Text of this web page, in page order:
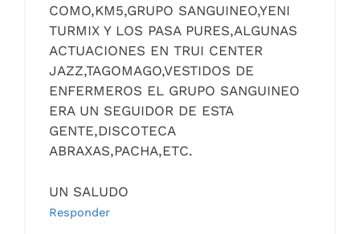
COMO,KM5,GRUPO SANGUINEO,YENI
TURMIX Y LOS PASA PURES,ALGUNAS
ACTUACIONES EN TRUI CENTER
JAZZ,TAGOMAGO,VESTIDOS DE
ENFERMEROS EL GRUPO SANGUINEO
ERA UN SEGUIDOR DE ESTA
GENTE,DISCOTECA
ABRAXAS,PACHA,ETC.
UN SALUDO
Responder